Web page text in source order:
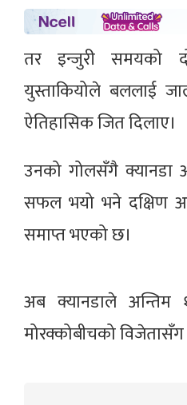
तर इन्जुरी समयको
युस्ताकियोले बललाई
ऐतिहासिक जित दिलाए।
उनको गोलसँगै क्यानडा
सफल भयो भने दक्षिण
समाप्त भएको छ।
अब क्यानडाले अन्तिम
मोरक्कोबीचको विजेतासँग